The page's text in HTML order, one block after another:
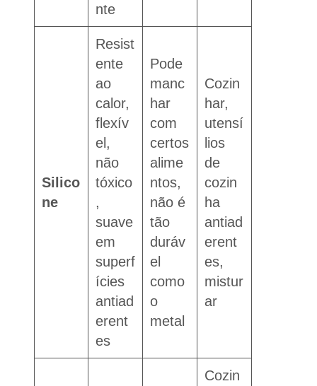
nte
Silico
ne
Resist
ente
ao
calor,
flexív
el,
não
tóxico
,
suave
em
superf
ícies
antiad
erent
es
Pode
manc
har
com
certos
alime
ntos,
não é
tão
duráv
el
como
o
metal
Cozin
har,
utensí
lios
de
cozin
ha
antiad
erent
es,
mistur
ar
Cozin